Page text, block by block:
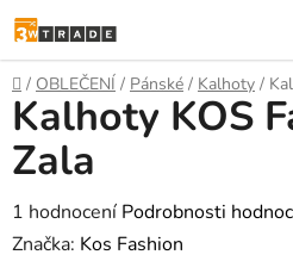
Přejít
na
obsah
Domů
/ OBLEČENÍ / Pánské / Kalhoty /
Kalhoty KOS
Zala
Průměrné
hodnocení
1 hodnocení Podrobnosti
Značka: Kos Fashion